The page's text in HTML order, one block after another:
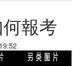
報考